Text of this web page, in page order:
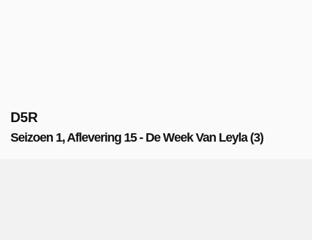
D5R
Seizoen 1, Aflevering 15 - De Week Van Leyla (3)